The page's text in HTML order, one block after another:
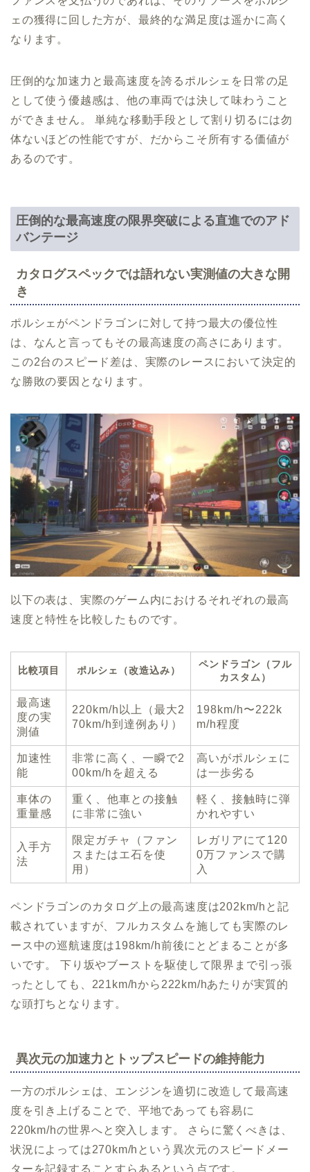
ェの獲得に回した方が、最終的な満足度は遥かに高く
なります。
圧倒的な加速力と最高速度を誇るポルシェを日常の足
として使う優越感は、他の車両では決して味わうこと
ができません。 単純な移動手段として割り切るには勿
体ないほどの性能ですが、だからこそ所有する価値が
あるのです。
圧倒的な最高速度の限界突破による直進でのアド
バンテージ
カタログスペックでは語れない実測値の大きな開
き
ポルシェがペンドラゴンに対して持つ最大の優位性
は、なんと言ってもその最高速度の高さにあります。
この2台のスピード差は、実際のレースにおいて決定的
な勝敗の要因となります。
以下の表は、実際のゲーム内におけるそれぞれの最高
速度と特性を比較したものです。
比較項目 ポルシェ（改造込み）
ペンドラゴン（フル
カスタム）
最高速
度の実
測値
220km/h以上（最大2
70km/h到達例あり）
198km/h〜222k
m/h程度
加速性
能
非常に高く、一瞬で2
00km/hを超える
高いがポルシェに
は一歩劣る
車体の
重量感
重く、他車との接触
に非常に強い
軽く、接触時に弾
かれやすい
入手方
法
限定ガチャ（ファン
スまたはエ石を使
用）
レガリアにて120
0万ファンスで購
入
ペンドラゴンのカタログ上の最高速度は202km/hと記
載されていますが、フルカスタムを施しても実際のレ
ース中の巡航速度は198km/h前後にとどまることが多
いです。 下り坂やブーストを駆使して限界まで引っ張
ったとしても、221km/hから222km/hあたりが実質的
な頭打ちとなります。
異次元の加速力とトップスピードの維持能力
一方のポルシェは、エンジンを適切に改造して最高速
度を引き上げることで、平地であっても容易に
220km/hの世界へと突入します。 さらに驚くべきは、
状況によっては270km/hという異次元のスピードメー
ターを記録することすらあるという点です。